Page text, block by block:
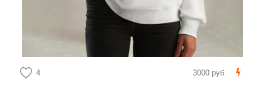
4 3000 руб.